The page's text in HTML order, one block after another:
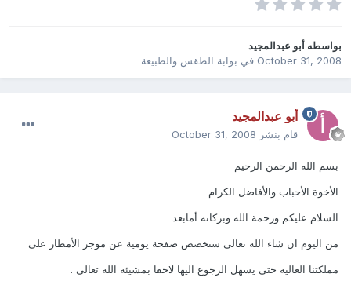
بواسطه أبو عبدالمجيد
October 31, 2008في بوابة الطقس والطبيعة
أبو عبدالمجيد
قام بنشر October 31, 2008
بسم الله الرحمن الرحيم
الأخوة الأحباب والأفاضل الكرام
السلام عليكم ورحمة الله وبركاته أمابعد
من اليوم ان شاء الله تعالى سنخصص صفحة يومية عن موجز الأمطار على
مملكتنا الغالية حتى يسهل الرجوع اليها لاحقا بمشيئة الله تعالى .